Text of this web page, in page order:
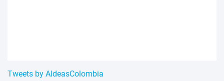
Tweets by AldeasColombia